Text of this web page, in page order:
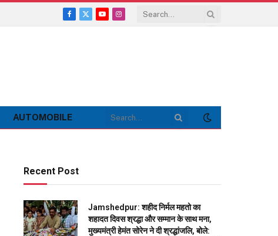
Facebook
X
YouTubeInstagram
AUTOMOBILE
Recent Post
Jamshedpur: शहीद निर्मल महतो का
शहादत दिवस श्रद्धा और सम्मान के साथ मना,
मुख्यमंत्री हेमंत सोरेन ने दी श्रद्धांजलि, बोले: